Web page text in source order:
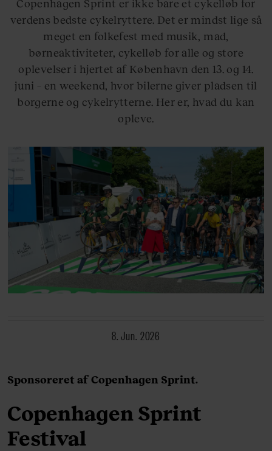
Copenhagen Sprint er ikke bare et cykelløb for
verdens bedste cykelryttere. Det er mindst lige så
meget en folkefest med musik, mad,
børneaktiviteter, cykelløb for alle og store
oplevelser i hjertet af København den 13. og 14.
juni – en weekend, hvor bilerne giver pladsen til
borgerne og cykelrytterne. Her er, hvad du kan
opleve.
8. Jun. 2026
Sponsoreret af Copenhagen Sprint.
Copenhagen Sprint
Festival